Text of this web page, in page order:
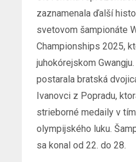
zaznamenala ďalší
svetovom šampionáte
Championships 2025,
juhokórejskom
postarala bratská
Ivanovci z Popradu,
strieborné medaily v
olympijského luku.
sa konal od 22. do 28.